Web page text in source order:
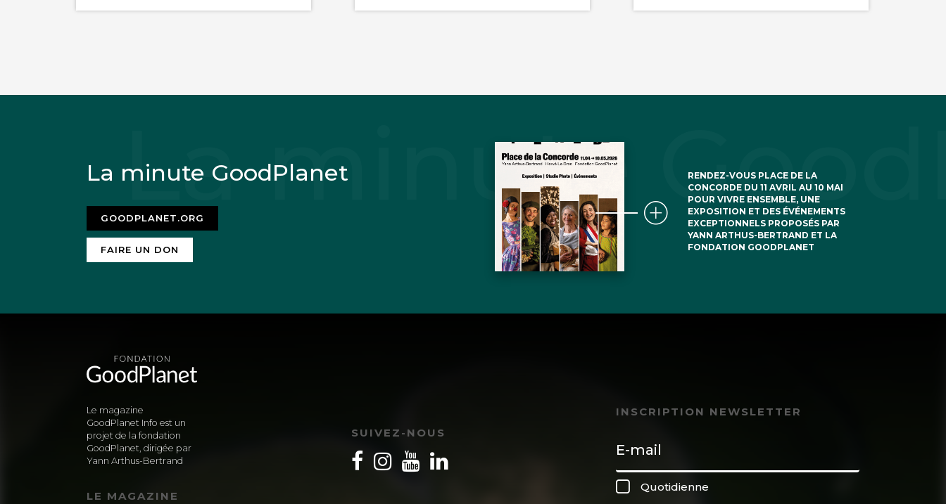
La minute GoodPlanet
GOODPLANET.ORG
FAIRE UN DON
RENDEZ-VOUS PLACE DE LA
CONCORDE DU 11 AVRIL AU 10 MAI
POUR VIVRE ENSEMBLE, UNE
EXPOSITION ET DES ÉVÉNEMENTS
EXCEPTIONNELS PROPOSÉS PAR
YANN ARTHUS-BERTRAND ET LA
FONDATION GOODPLANET
Le magazine
GoodPlanet Info est un
projet de la fondation
GoodPlanet, dirigée par
Yann Arthus-Bertrand
LE MAGAZINE
SUIVEZ-NOUS
INSCRIPTION NEWSLETTER
Quotidienne